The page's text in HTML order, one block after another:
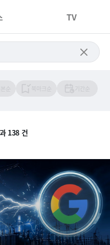
TV
138 건